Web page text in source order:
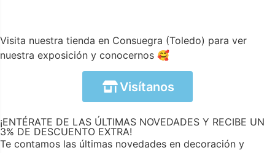
Visita nuestra tienda en Consuegra (Toledo) para ver
nuestra exposición y conocernos 🥰
Visítanos
¡ENTÉRATE DE LAS ÚLTIMAS NOVEDADES Y RECIBE UN
3% DE DESCUENTO EXTRA!
Te contamos las últimas novedades en decoración y